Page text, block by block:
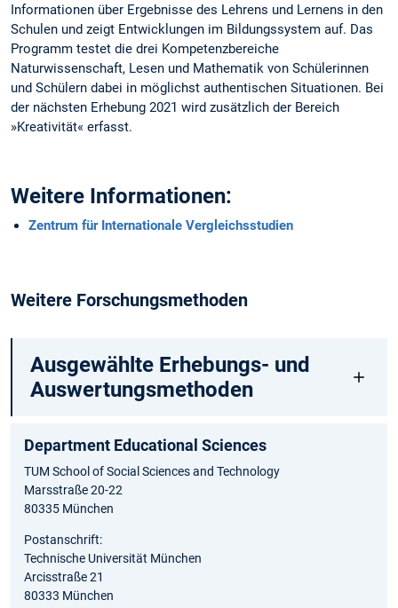
Informationen über Ergebnisse des Lehrens und Lernens in den
Schulen und zeigt Entwicklungen im Bildungssystem auf. Das
Programm testet die drei Kompetenzbereiche
Naturwissenschaft, Lesen und Mathematik von Schülerinnen
und Schülern dabei in möglichst authentischen Situationen. Bei
der nächsten Erhebung 2021 wird zusätzlich der Bereich
»Kreativität« erfasst.
Weitere Informationen:
Zentrum für Internationale Vergleichsstudien
Weitere Forschungsmethoden
Ausgewählte Erhebungs- und
Auswertungsmethoden
Department Educational Sciences
TUM School of Social Sciences and Technology
Marsstraße 20-22
80335 München
Postanschrift:
Technische Universität München
Arcisstraße 21
80333 München